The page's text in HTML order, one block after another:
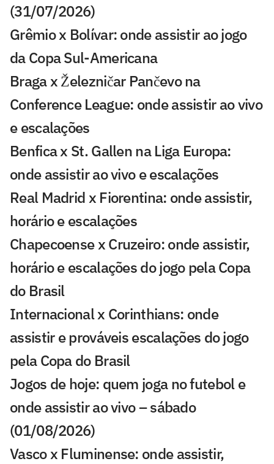
(31/07/2026)
Grêmio x Bolívar: onde assistir ao jogo
da Copa Sul-Americana
Braga x Železničar Pančevo na
Conference League: onde assistir ao vivo
e escalações
Benfica x St. Gallen na Liga Europa:
onde assistir ao vivo e escalações
Real Madrid x Fiorentina: onde assistir,
horário e escalações
Chapecoense x Cruzeiro: onde assistir,
horário e escalações do jogo pela Copa
do Brasil
Internacional x Corinthians: onde
assistir e prováveis escalações do jogo
pela Copa do Brasil
Jogos de hoje: quem joga no futebol e
onde assistir ao vivo – sábado
(01/08/2026)
Vasco x Fluminense: onde assistir,